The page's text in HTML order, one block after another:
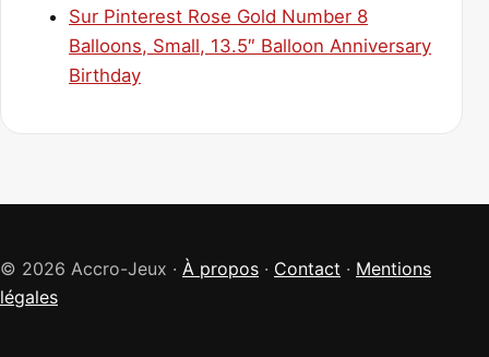
Sur Pinterest Rose Gold Number 8
Balloons, Small, 13.5″ Balloon Anniversary
Birthday
© 2026 Accro-Jeux · À propos · Contact · Mentions
légales